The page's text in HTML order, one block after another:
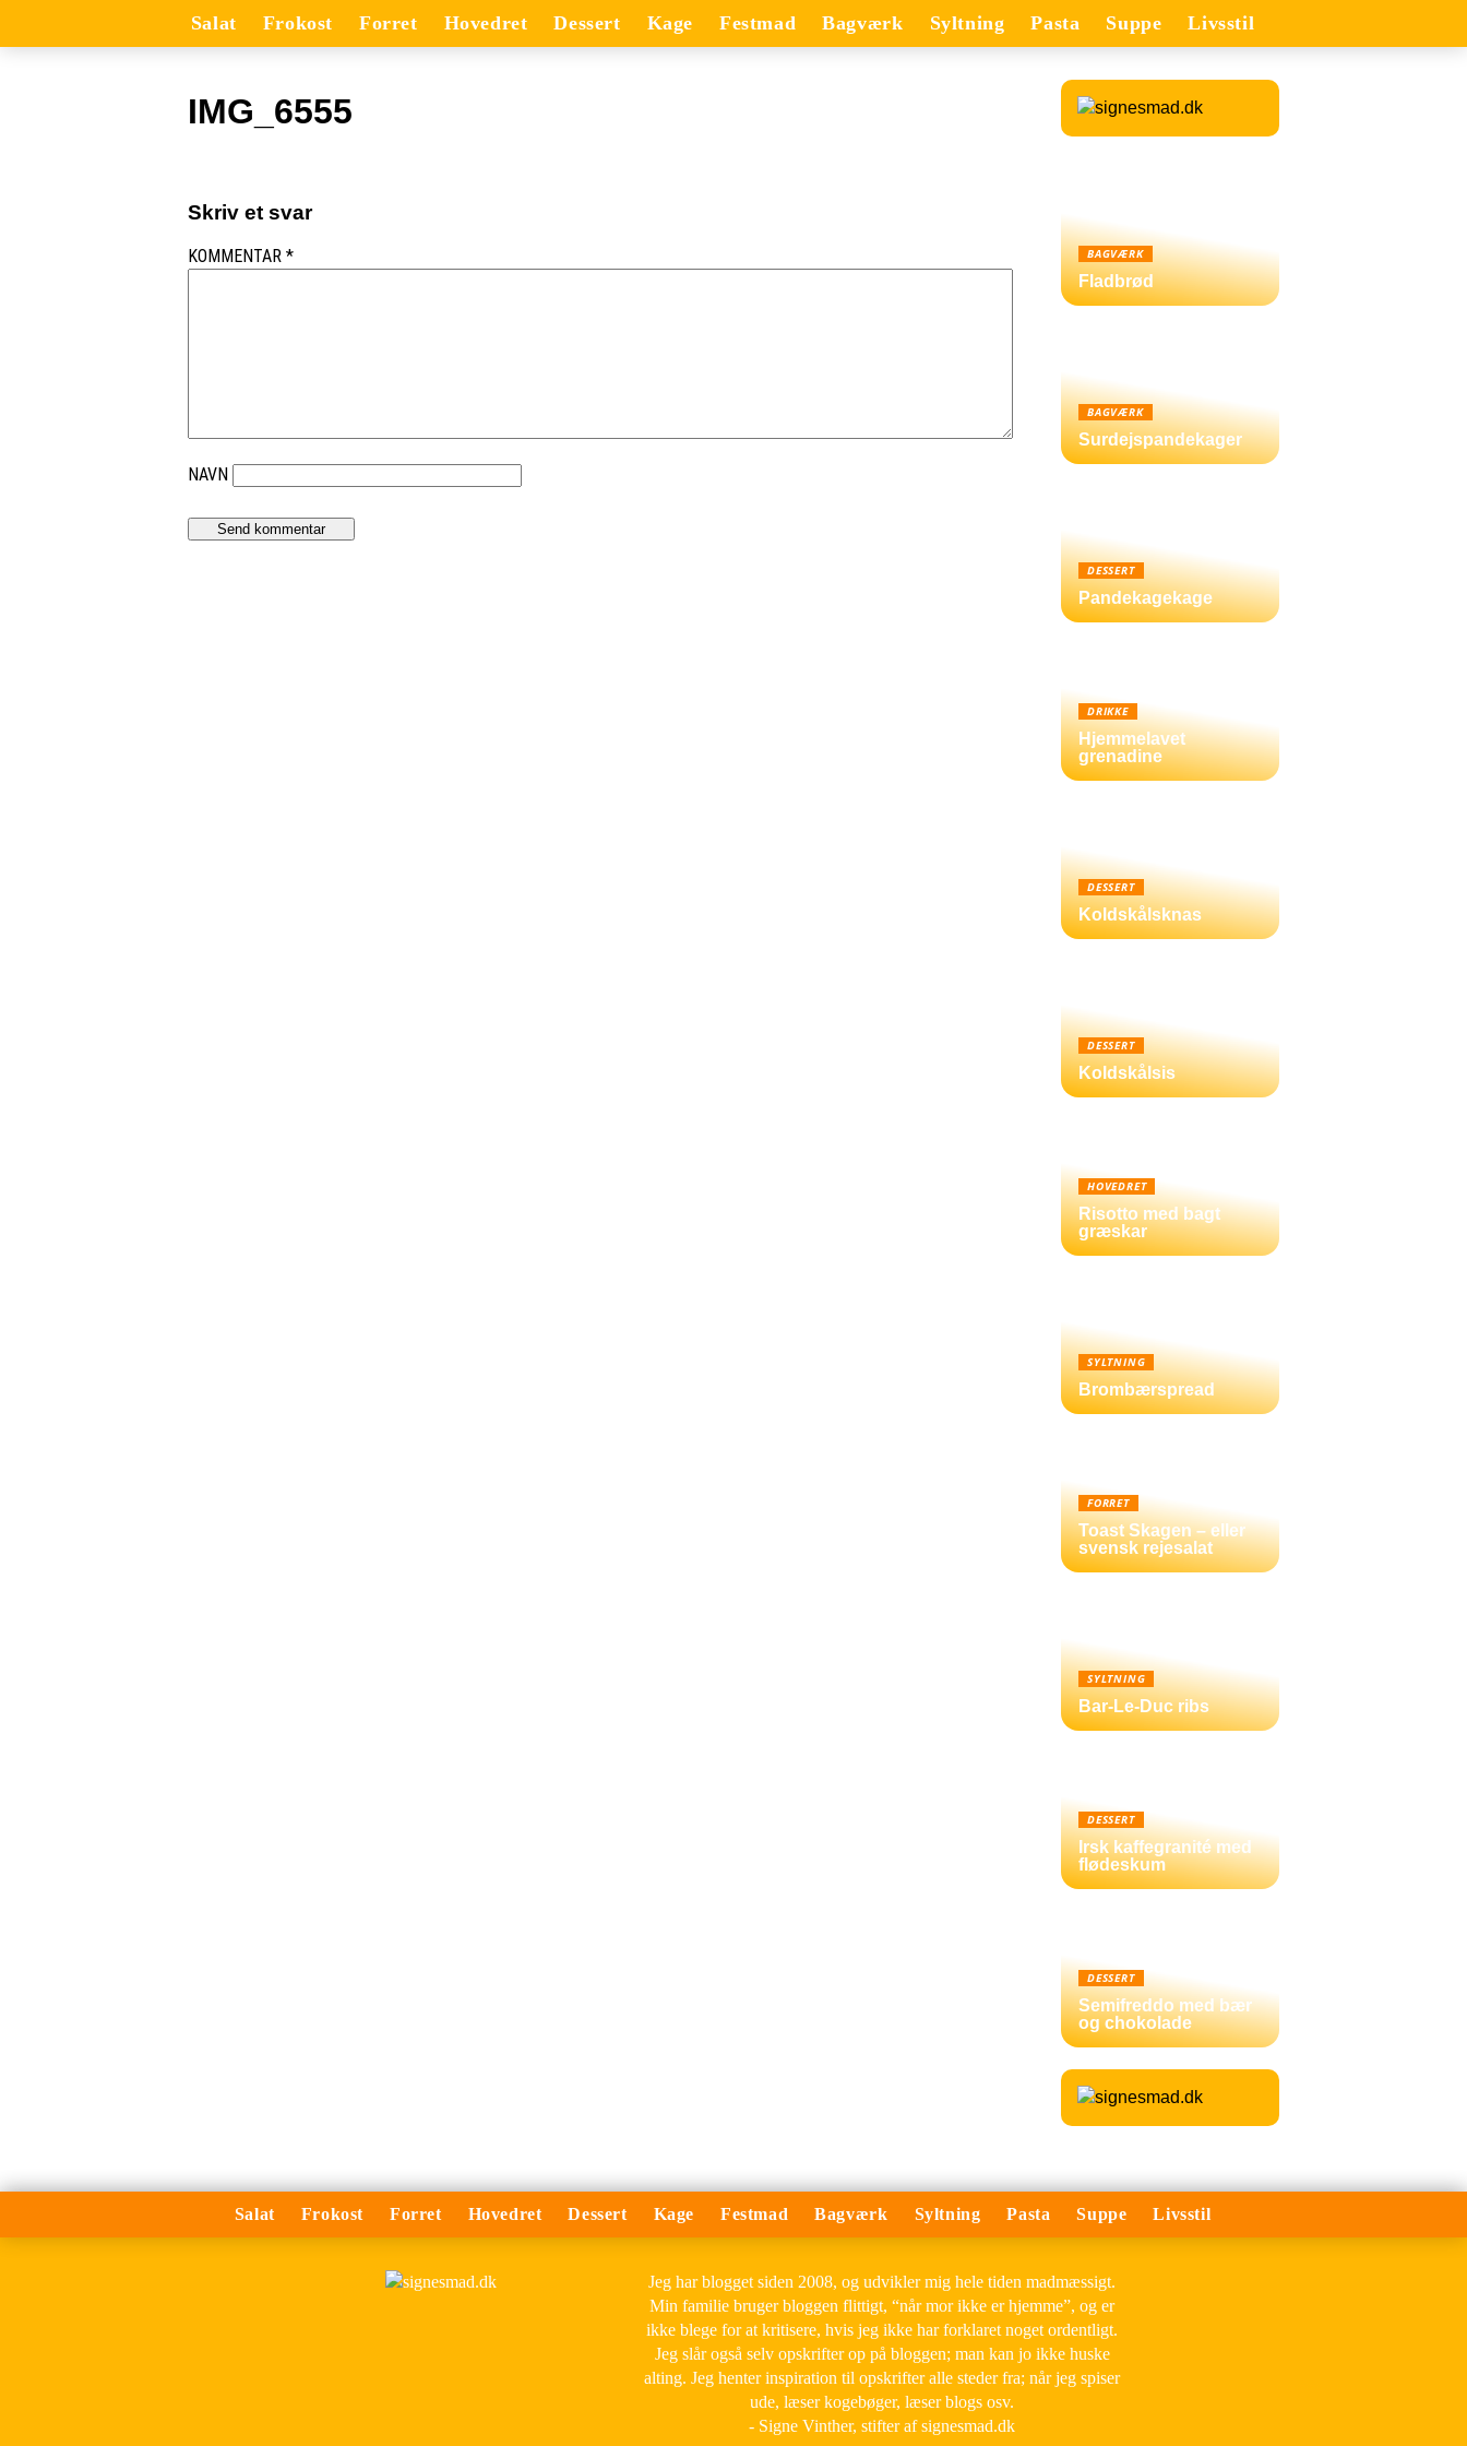
Salat Frokost Forret Hovedret Dessert Kage Festmad Bagværk Syltning Pasta Suppe Livsstil
IMG_6555
Skriv et svar
KOMMENTAR *
NAVN
BAGVÆRK
Fladbrød
BAGVÆRK
Surdejspandekager
DESSERT
Pandekagekage
DRIKKE
Hjemmelavet
grenadine
DESSERT
Koldskålsknas
DESSERT
Koldskålsis
HOVEDRET
Risotto med bagt
græskar
SYLTNING
Brombærspread
FORRET
Toast Skagen – eller
svensk rejesalat
SYLTNING
Bar-Le-Duc ribs
DESSERT
Irsk kaffegranité med
flødeskum
DESSERT
Semifreddo med bær
og chokolade
Salat Frokost Forret Hovedret Dessert Kage Festmad Bagværk Syltning Pasta Suppe Livsstil
Jeg har blogget siden 2008, og udvikler mig hele tiden madmæssigt.
Min familie bruger bloggen flittigt, “når mor ikke er hjemme”, og er
ikke blege for at kritisere, hvis jeg ikke har forklaret noget ordentligt.
Jeg slår også selv opskrifter op på bloggen; man kan jo ikke huske
alting. Jeg henter inspiration til opskrifter alle steder fra; når jeg spiser
ude, læser kogebøger, læser blogs osv.
- Signe Vinther, stifter af signesmad.dk